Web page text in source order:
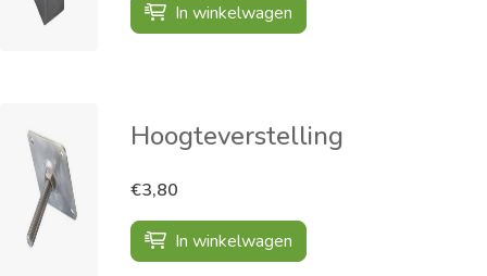
In winkelwagen
Hoogteverstelling
€3,80
In winkelwagen